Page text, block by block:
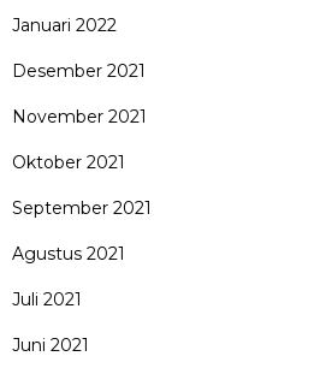
Januari 2022
Desember 2021
November 2021
Oktober 2021
September 2021
Agustus 2021
Juli 2021
Juni 2021